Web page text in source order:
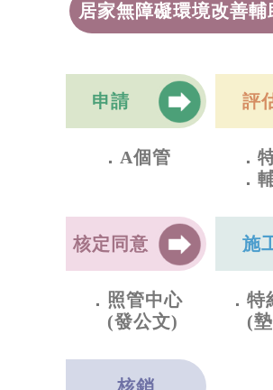
居家無障礙環境改善輔
申請
A個管
評
核定 同意
照管中心
(發公文)
施
特
(